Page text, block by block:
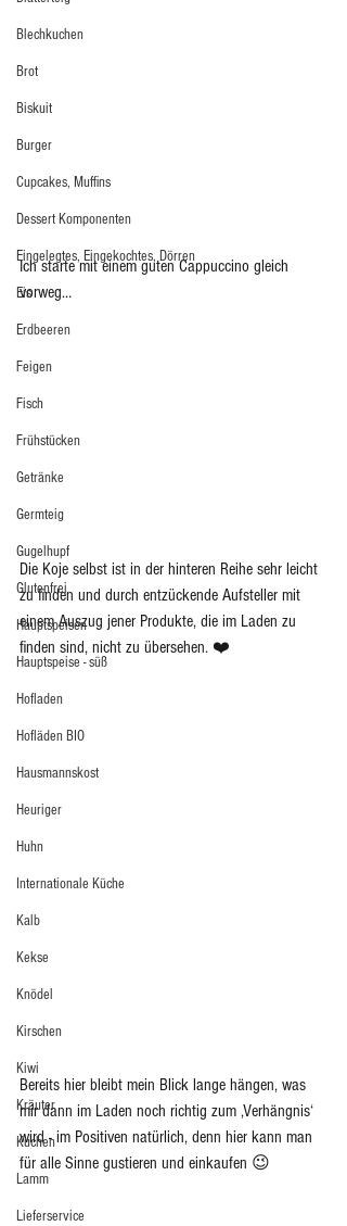
Blechkuchen
Brot
Biskuit
Burger
Cupcakes, Muffins
Dessert Komponenten
Eingelegtes, Eingekochtes, Dörren
Eis
Erdbeeren
Feigen
Fisch
Frühstücken
Getränke
Germteig
Gugelhupf
Glutenfrei
Hauptspeisen
Hauptspeise - süß
Hofladen
Hofläden BIO
Hausmannskost
Heuriger
Huhn
Internationale Küche
Kalb
Kekse
Knödel
Kirschen
Kiwi
Kräuter
Kuchen
Lamm
Lieferservice
Ich starte mit einem guten Cappuccino gleich
vorweg…
Die Koje selbst ist in der hinteren Reihe sehr leicht
zu finden und durch entzückende Aufsteller mit
einem Auszug jener Produkte, die im Laden zu
finden sind, nicht zu übersehen. ❤️
Bereits hier bleibt mein Blick lange hängen, was
mir dann im Laden noch richtig zum ‚Verhängnis‘
wird - im Positiven natürlich, denn hier kann man
für alle Sinne gustieren und einkaufen 😉